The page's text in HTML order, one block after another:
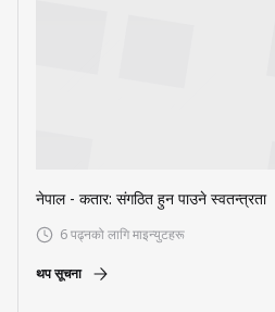
नेपाल - कतार: संगठित हुन पाउने स्वतन्त्रता
6 पढ्नको लागि माइन्युटहरू
थप सूचना